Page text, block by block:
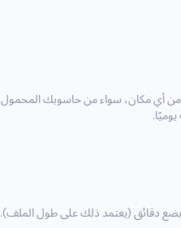
بضع دقائق (يعتمد ذلك على طول الملف).